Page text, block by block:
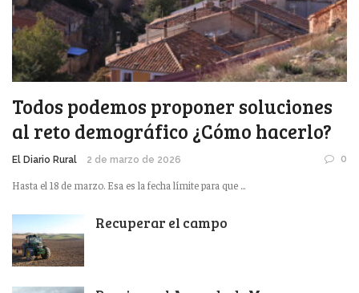
Todos podemos proponer soluciones
al reto demográfico ¿Cómo hacerlo?
El Diario Rural 2 de marzo de 2026 0
Hasta el 18 de marzo. Esa es la fecha límite para que ...
Recuperar el campo